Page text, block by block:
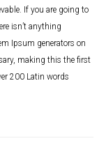
If you are going to
isn’t anything
Ipsum generators on
making this the first
200 Latin words